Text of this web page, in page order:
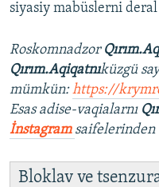
siyasiy mabüslerni deral
Roskomnadzor
Qırım.Aqiqatnıküzgü
mümkün:https://
Esas adise-vaqialarnı
İnstagram
Bloklav ve